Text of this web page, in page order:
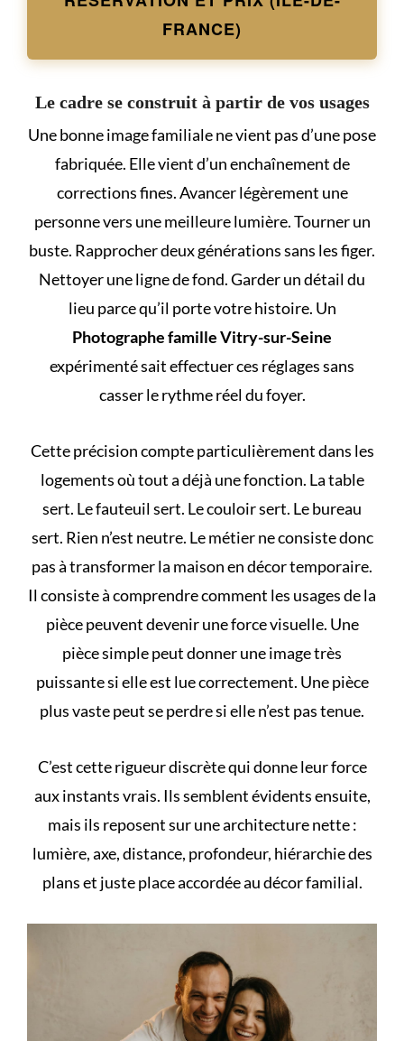
FRANCE)
Le cadre se construit à partir de vos usages
Une bonne image familiale ne vient pas d’une pose
fabriquée. Elle vient d’un enchaînement de
corrections fines. Avancer légèrement une
personne vers une meilleure lumière. Tourner un
buste. Rapprocher deux générations sans les figer.
Nettoyer une ligne de fond. Garder un détail du
lieu parce qu’il porte votre histoire. Un
Photographe famille Vitry-sur-Seine
expérimenté sait effectuer ces réglages sans
casser le rythme réel du foyer.
Cette précision compte particulièrement dans les
logements où tout a déjà une fonction. La table
sert. Le fauteuil sert. Le couloir sert. Le bureau
sert. Rien n’est neutre. Le métier ne consiste donc
pas à transformer la maison en décor temporaire.
Il consiste à comprendre comment les usages de la
pièce peuvent devenir une force visuelle. Une
pièce simple peut donner une image très
puissante si elle est lue correctement. Une pièce
plus vaste peut se perdre si elle n’est pas tenue.
C’est cette rigueur discrète qui donne leur force
auxinstants vrais. Ils semblent évidents ensuite,
mais ils reposent sur une architecture nette :
lumière, axe, distance, profondeur, hiérarchie des
plans et juste place accordée au décor familial.